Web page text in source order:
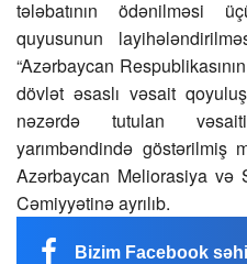
tələbatının ödənilməsi
quyusunun
“Azərbaycan
dövlət əsaslı vəsait
nəzərdə tutulan
yarımbəndində göstərilmiş
Azərbaycan Meliorasiya və
Cəmiyyətinə ayrılıb.
Bizim Facebook